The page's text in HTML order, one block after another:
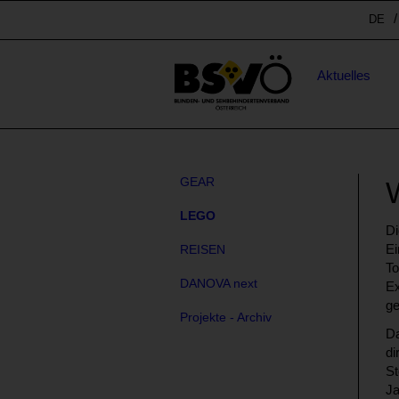
DE
Stichwortsuche
Hauptnavigation
Aktuelles
Subnavigation
GEAR
LEGO
REISEN
DANOVA next
Projekte - Archiv